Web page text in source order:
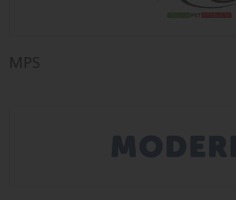
MPS